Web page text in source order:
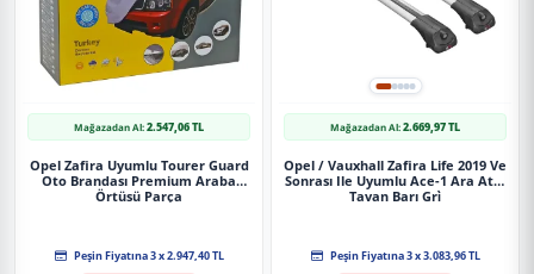
Mağazadan Al:2.547,06 TL
Opel Zafira Uyumlu Tourer Guard
Oto Brandası Premium Araba
Örtüsü Parça
Peşin Fiyatına 3 x 2.947,40 TL
Mağazadan Al:2.669,97 TL
Opel / Vauxhall Zafira Life 2019 Ve
Sonrası Ile Uyumlu Ace-1 Ara Atkı
Tavan Barı Gri̇
Peşin Fiyatına 3 x 3.083,96 TL